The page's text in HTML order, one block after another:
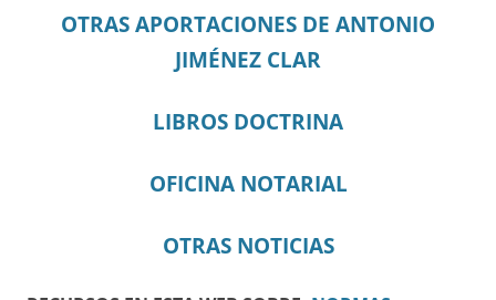
OTRAS APORTACIONES DE ANTONIO
JIMÉNEZ CLAR
LIBROS DOCTRINA
OFICINA NOTARIAL
OTRAS NOTICIAS